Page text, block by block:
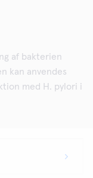
af bakterien
kan anvendes
med H. pylori i